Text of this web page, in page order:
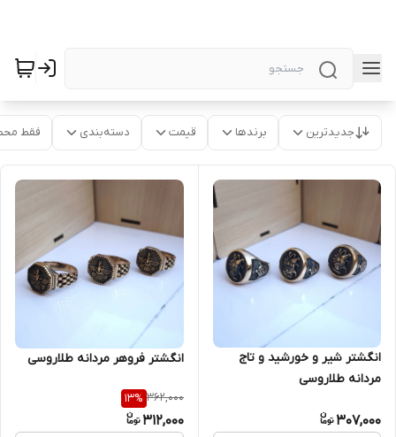
جدیدترین برندها قیمت دسته‌بندی فقط
انگشتر شیر و خورشید و تاج
مردانه طلاروسی
307,000
انگشتر فروهر مردانه طلاروسی
362,000
13%
312,000